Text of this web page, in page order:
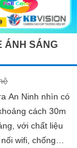
ÁNH SÁNG
An Ninh nhìn có
cách 30m
với chất liệu
wifi, chống